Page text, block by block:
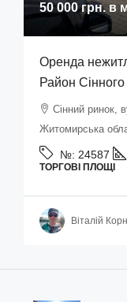
50 000 грн.в
Оренда
Район
Сінний ринок,
Житомирська
№: 24587
ТОРГОВІ ПЛОЩІ
Віталій